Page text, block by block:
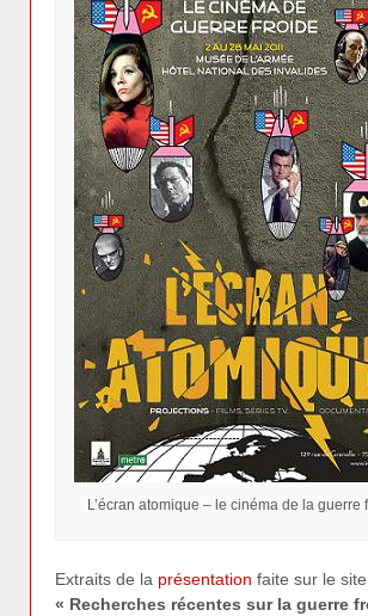
L’écran atomique – le cinéma de la guerre
Extraits de la présentation faite sur le site
« Recherches récentes sur la guerre